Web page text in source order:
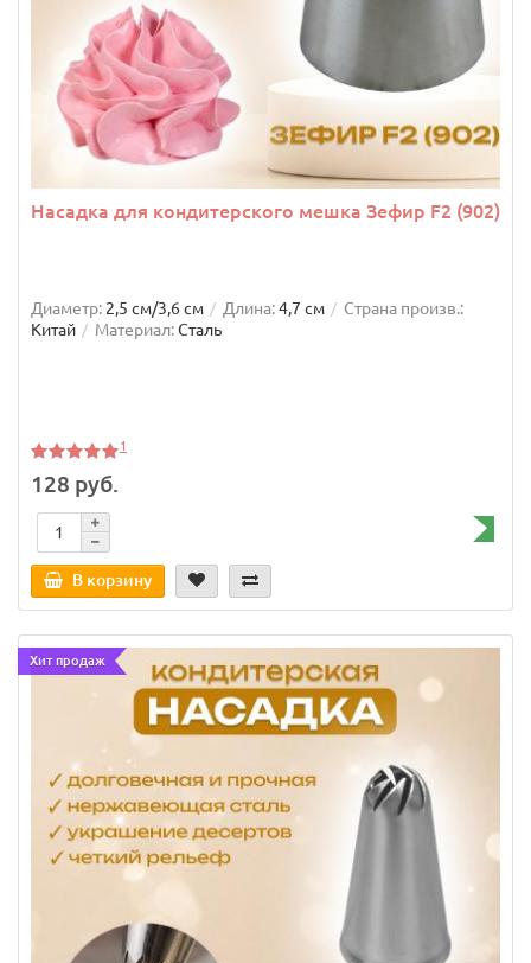
Насадка для кондитерского мешка Зефир F2 (902)
Диаметр: 2,5 см/3,6 см Длина:4,7 см
Страна произв.:
Китай
Материал:Сталь
1
128 руб.
В корзину
Хит продаж